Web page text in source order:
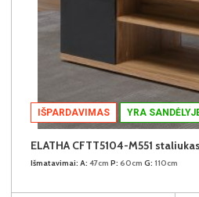
IŠPARDAVIMAS YRA
ELATHA CFTT5104-M551 staliukas
Išmatavimai: A: 47cm P: 60cm G: 110cm